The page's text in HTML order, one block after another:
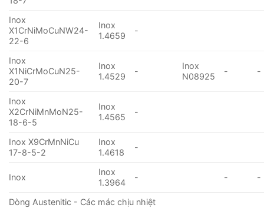
Inox
X1CrNiMoCuNW24-
22-6
Inox
1.4659
-
Inox
X1NiCrMoCuN25-
20-7
Inox
1.4529
-
Inox
N08925
- -
Inox
X2CrNiMnMoN25-
18-6-5
Inox
1.4565
-
Inox X9CrMnNiCu
17-8-5-2
Inox
1.4618
-
Inox
Inox
1.3964
- - -
Dòng Austenitic - Các mác chịu nhiệt